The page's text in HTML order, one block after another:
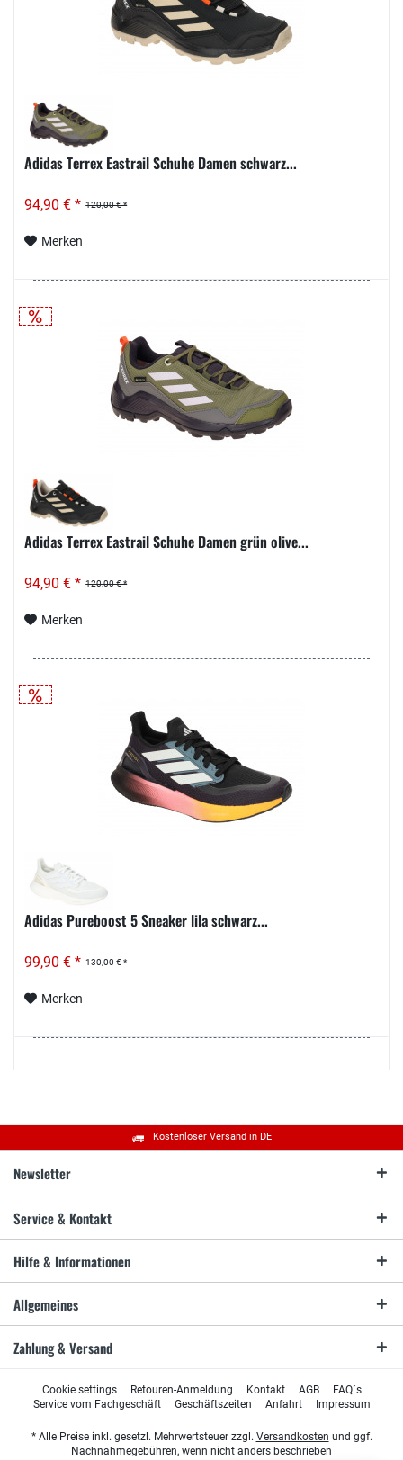
Adidas Terrex Eastrail Schuhe Damen schwarz...
120,00 € *
94,90 € *
Merken
Adidas Terrex Eastrail Schuhe Damen grün olive...
120,00 € *
94,90 € *
Merken
Adidas Pureboost 5 Sneaker lila schwarz...
130,00 € *
99,90 € *
Merken
Kostenloser Versand in DE
Newsletter
Service & Kontakt
Hilfe & Informationen
Allgemeines
Zahlung & Versand
Cookie settings Retouren-Anmeldung Kontakt AGB
FAQ´s
Service vom Fachgeschäft
Geschäftszeiten Anfahrt Impressum
* Alle Preise inkl. gesetzl. Mehrwertsteuer zzgl. Versandkosten und ggf.
Nachnahmegebühren, wenn nicht anders beschrieben